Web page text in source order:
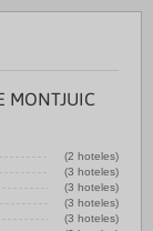
MONTJUIC
(2 hoteles)
(3 hoteles)
(3 hoteles)
(3 hoteles)
(3 hoteles)